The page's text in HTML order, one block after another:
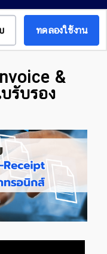
ทดลองใช้งาน
&
รับรอง